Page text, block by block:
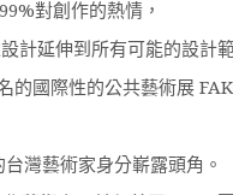
對創作的熱情，
計延伸到所有可能的設計
國際性的公共藝術展
灣藝術家身分嶄露頭角。